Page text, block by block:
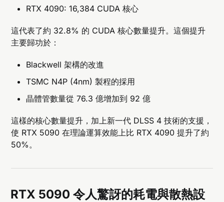
RTX 4090: 16,384 CUDA 核心
這代表了約 32.8% 的 CUDA 核心數量提升。這個提升
主要歸功於：
Blackwell 架構的改進
TSMC N4P (4nm) 製程的採用
晶體管數量從 76.3 億增加到 92 億
這樣的核心數量提升，加上新一代 DLSS 4 技術的支援，
使 RTX 5090 在理論運算效能上比 RTX 4090 提升了約
50%。
RTX 5090 令人驚訝的耗電與散熱設